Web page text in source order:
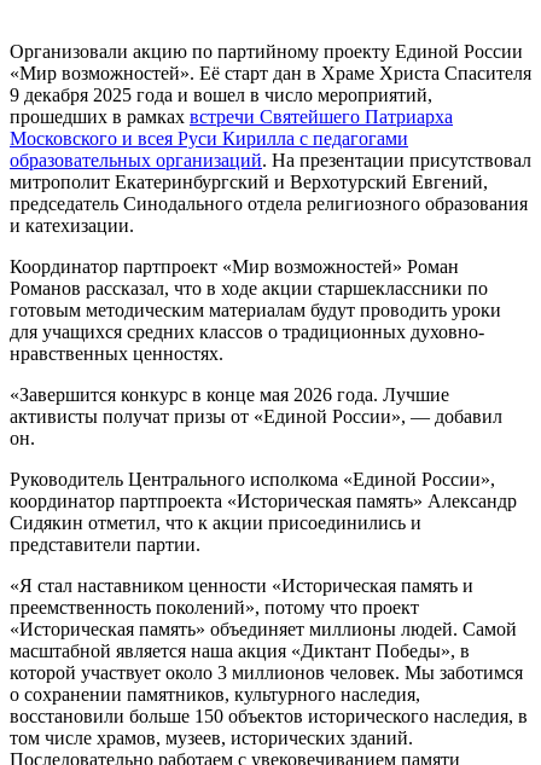
Организовали акцию по партийному проекту Единой России
«Мир возможностей». Её старт дан в Храме Христа Спасителя
9 декабря 2025 года и вошел в число мероприятий,
прошедших в рамках встречи Святейшего Патриарха
Московского и всея Руси Кирилла с педагогами
образовательных организаций. На презентации присутствовал
митрополит Екатеринбургский и Верхотурский Евгений,
председатель Синодального отдела религиозного образования
и катехизации.
Координатор партпроект «Мир возможностей» Роман
Романов рассказал, что в ходе акции старшеклассники по
готовым методическим материалам будут проводить уроки
для учащихся средних классов о традиционных духовно-
нравственных ценностях.
«Завершится конкурс в конце мая 2026 года. Лучшие
активисты получат призы от «Единой России», — добавил
он.
Руководитель Центрального исполкома «Единой России»,
координатор партпроекта «Историческая память» Александр
Сидякин отметил, что к акции присоединились и
представители партии.
«Я стал наставником ценности «Историческая память и
преемственность поколений», потому что проект
«Историческая память» объединяет миллионы людей. Самой
масштабной является наша акция «Диктант Победы», в
которой участвует около 3 миллионов человек. Мы заботимся
о сохранении памятников, культурного наследия,
восстановили больше 150 объектов исторического наследия, в
том числе храмов, музеев, исторических зданий.
Последовательно работаем с увековечиванием памяти